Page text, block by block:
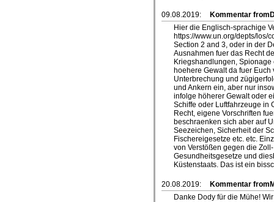
09.08.2019:
Kommentar
Hier die Englisch-sprachige
https://www.un.org/depts/los/
Section 2 and 3, oder in der
Ausnahmen fuer das Recht
Kriegshandlungen, Spionage
hoehere Gewalt da fuer
Unterbrechung und
und Ankern ein, aber nur
infolge höherer Gewalt oder
Schiffe oder Luftfahrzeuge in
Recht, eigene Vorschriften
beschraenken sich aber auf
Seezeichen, Sicherheit der
Fischereigesetze etc. etc.
von Verstößen gegen die
Gesundheitsgesetze und
Küstenstaats. Das ist ein
20.08.2019:
Kommentar
Danke Dody für die Mühe!